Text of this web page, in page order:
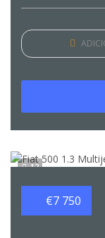
12
€7 750